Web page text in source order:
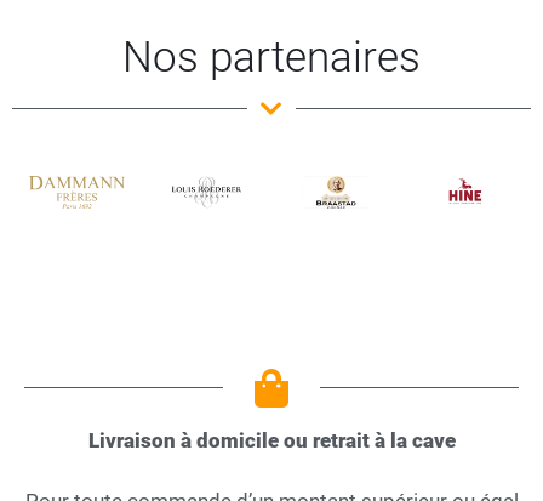
Nos partenaires
Livraison à domicile ou retrait à la cave